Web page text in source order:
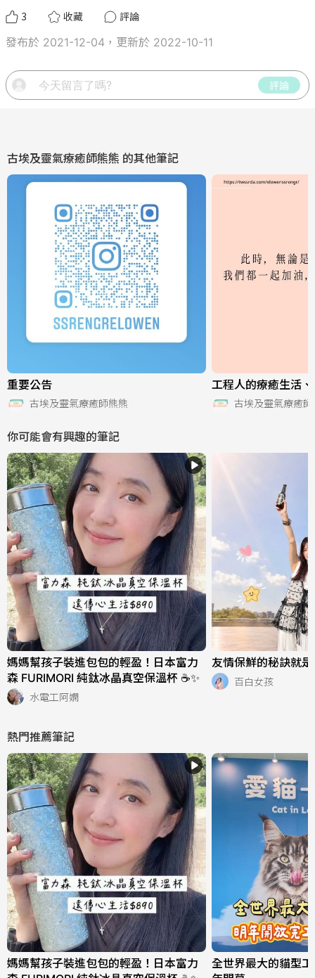
3 收藏
評論
發布於 2021-12-04，更新於 2022-10-11
評論
古埃及靈氣療癒師熊熊 的其他筆記
重要公告
古埃及靈氣療癒師熊熊
工程人的療癒生活
古埃及靈氣療癒
你可能會有興趣的筆記
媽媽幫孩子裝進包包的輕盈！日本富力
森 FURIMORI 純鈦冰晶真空保溫杯 ☕✨
水電工阿嫻
友情保鮮的秘訣就
百白女孩
熱門推薦筆記
媽媽幫孩子裝進包包的輕盈！日本富力
全世界最大的貓型